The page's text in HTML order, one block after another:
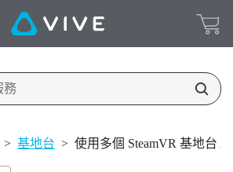
> 基地台 > 使用多個 SteamVR 基地台